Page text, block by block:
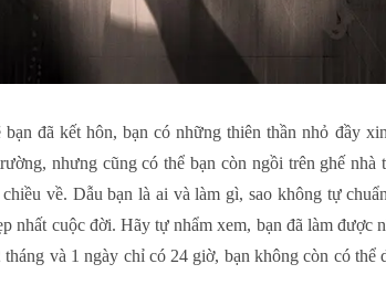
đã kết hôn, bạn có những thiên thần nhỏ đầy
nhưng cũng có thể bạn còn ngồi trên ghế nhà
về. Dẫu bạn là ai và làm gì, sao không tự
nhất cuộc đời. Hãy tự nhẩm xem, bạn đã làm được
và 1 ngày chỉ có 24 giờ, bạn không còn có thể